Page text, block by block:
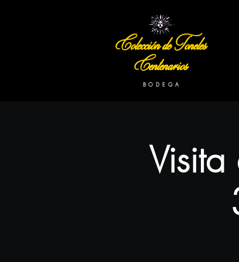
Colección de Toneles
Centenarios
B O D E G A